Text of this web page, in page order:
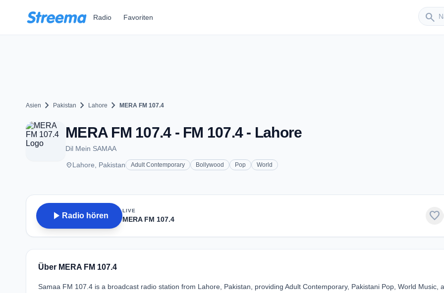
Radio Favoriten search
Sender
Asien chevron_right Pakistan chevron_right Lahore chevron_right MERA FM 107.4
MERA FM 107.4 - FM 107.4 - Lahore
Dil Mein SAMAA
placeLahore, Pakistan Adult Contemporary Bollywood Pop World
play_arrow Radio hören
LIVE
MERA FM 107.4 favorite
Über MERA FM 107.4
Samaa FM 107.4 is a broadcast radio station from Lahore, Pakistan, providing Adult Contemporary, Pakistani Pop, World Music,